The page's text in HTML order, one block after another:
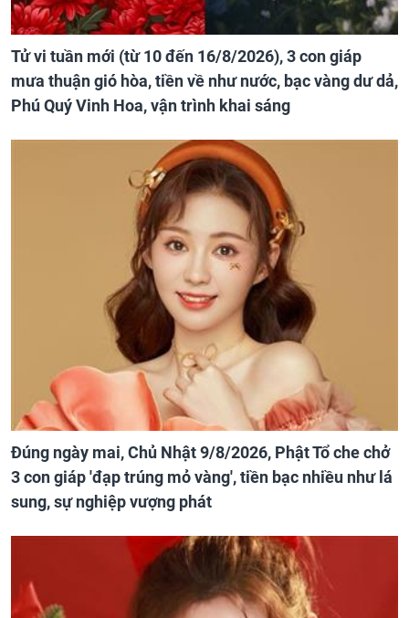
Tử vi tuần mới (từ 10 đến 16/8/2026), 3 con giáp
mưa thuận gió hòa, tiền về như nước, bạc vàng dư dả,
Phú Quý Vinh Hoa, vận trình khai sáng
Đúng ngày mai, Chủ Nhật 9/8/2026, Phật Tổ che chở
3 con giáp 'đạp trúng mỏ vàng', tiền bạc nhiều như lá
sung, sự nghiệp vượng phát